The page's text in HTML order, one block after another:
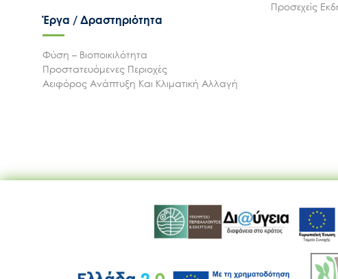
Προσεχείς
Έργα / Δραστηριότητα
Φύση – Βιοποικιλότητα
Προστατευόμενες Περιοχές
Αειφόρος Ανάπτυξη Και Κλιματική Αλλαγή